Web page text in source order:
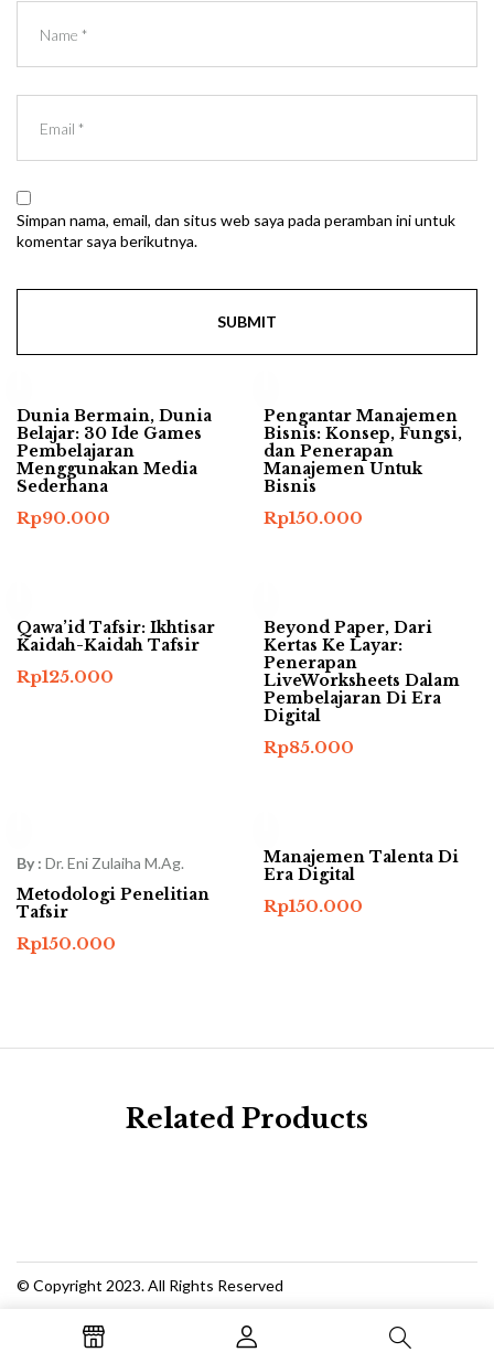
Simpan nama, email, dan situs web saya pada peramban ini untuk
komentar saya berikutnya.
Dunia Bermain, Dunia
Belajar: 30 Ide Games
Pembelajaran
Menggunakan Media
Sederhana
Rp90.000
Pengantar Manajemen
Bisnis: Konsep, Fungsi,
dan Penerapan
Manajemen Untuk
Bisnis
Rp150.000
Qawa’id Tafsir: Ikhtisar
Kaidah-Kaidah Tafsir
Rp125.000
Beyond Paper, Dari
Kertas Ke Layar:
Penerapan
LiveWorksheets Dalam
Pembelajaran Di Era
Digital
Rp85.000
By : Dr. Eni Zulaiha M.Ag.
Metodologi Penelitian
Tafsir
Rp150.000
Manajemen Talenta Di
Era Digital
Rp150.000
Related Products
© Copyright 2023. All Rights Reserved